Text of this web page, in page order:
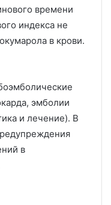
времени
индекса не
в крови.
эмболии
и лечение). В
в